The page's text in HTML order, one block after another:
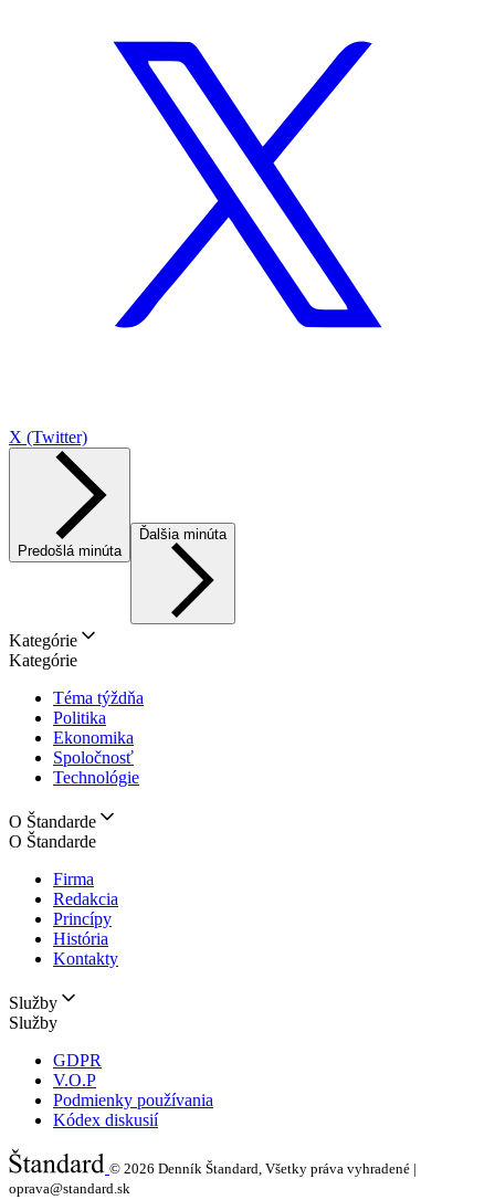
X (Twitter)
Predošlá minúta
Ďalšia minúta
Kategórie
Kategórie
Téma týždňa
Politika
Ekonomika
Spoločnosť
Technológie
O Štandarde
O Štandarde
Firma
Redakcia
Princípy
História
Kontakty
Služby
Služby
GDPR
V.O.P
Podmienky používania
Kódex diskusií
© 2026 Denník Štandard, Všetky práva vyhradené |
oprava@standard.sk